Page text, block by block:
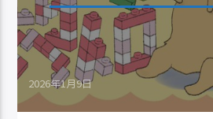
2026年1月9日